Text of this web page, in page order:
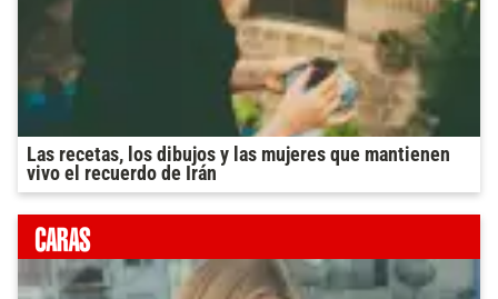
Las recetas, los dibujos y las mujeres que mantienen
vivo el recuerdo de Irán